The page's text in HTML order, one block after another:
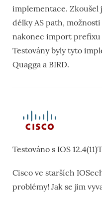
implementace. Zkoušel
délky AS path,
nakonec import prefixu
Testovány byly tyto
Quagga a BIRD.
Testováno s IOS
Cisco ve starších
problémy! Jak se jim